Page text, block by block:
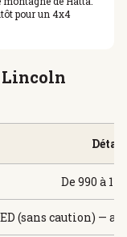
pour un 4x4
Détail
De 990 à
(sans caution) —